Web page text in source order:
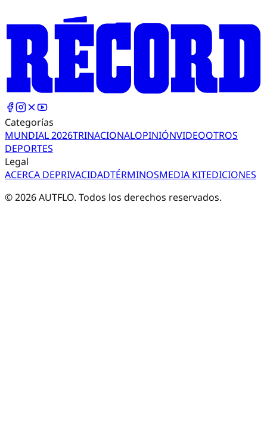
Categorías
MUNDIAL 2026TRINACIONALOPINIÓNVIDEOOTROS
DEPORTES
Legal
ACERCA DEPRIVACIDADTÉRMINOSMEDIA KITEDICIONES
©2026AUTFLO. Todos los derechos reservados.